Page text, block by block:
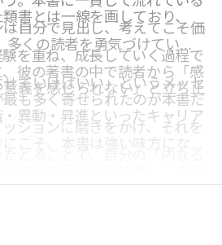
自分で見出し、考えてこそ価
を重ね、成長していく過程で
ていけばいい」というメッセ
書とは一線を画しており、
多くの読者を勇気づけてい
彼の著書の中で読者から「感
も多く寄せられたのが本書だ
ションに磨きをかけ、それを
一歩を踏み出すパワーを得ら
うか。
義を感じられない」と立ち止
異動・昇進といったキャリア
こそ、本書は強い味方になっ